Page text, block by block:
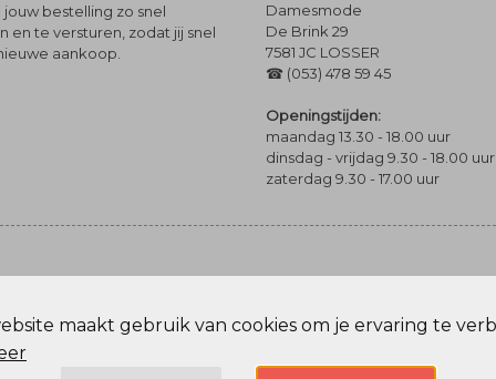
bestelling zo snel
en te versturen, zodat jij snel
aankoop.
Damesmode
De Brink 29
7581 JC LOSSER
☎ (053) 478 59 45
Openingstijden:
maandag 13.30 - 18.00 uur
dinsdag - vrijdag 9.30 - 18.00 uur
zaterdag 9.30 - 17.00 uur
Policy
maakt gebruik van cookies om je ervaring te